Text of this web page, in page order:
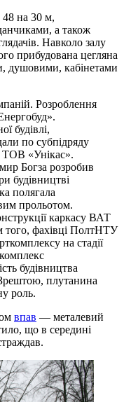
48 на 30 м,
а також
Навколо залу
прибудована цегляна
душовими, кабінетами
Розроблення
будівлі,
по субпідряду
ТОВ «Унікас».
Богза розробив
будівництві
полягала
прольотом.
каркасу ВАТ
того, фахівці ПолтНТУ
на стадії
будівництва
плутанина
роль.
впав — металевий
що в середині